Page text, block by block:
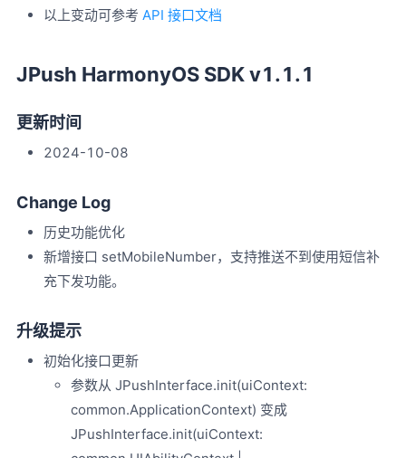
以上变动可参考 API 接口文档
JPush HarmonyOS SDK v1.1.1
更新时间
2024-10-08
Change Log
历史功能优化
新增接口 setMobileNumber，支持推送不到使用短信补
充下发功能。
升级提示
初始化接口更新
参数从 JPushInterface.init(uiContext:
common.ApplicationContext) 变成
JPushInterface.init(uiContext: